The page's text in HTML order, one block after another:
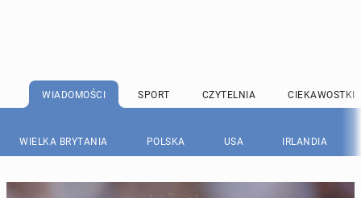
WIADOMOŚCI SPORT CZYTELNIA CIEKAWOSTKI
WIELKA BRYTANIA POLSKA USA IRLANDIA